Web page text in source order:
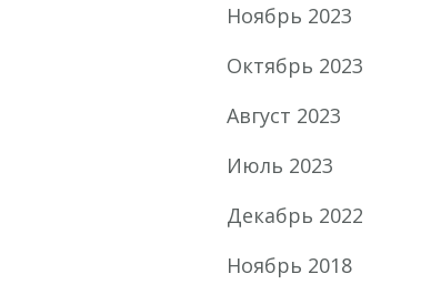
Ноябрь 2023
Октябрь 2023
Август 2023
Июль 2023
Декабрь 2022
Ноябрь 2018